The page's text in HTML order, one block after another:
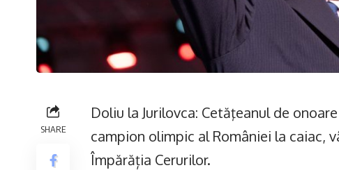
SHARE
Doliu la Jurilovca: Cetăţeanul de
campion olimpic al României la caiac,
Împărăția Cerurilor.